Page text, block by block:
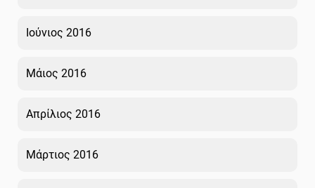
Ιούνιος 2016
Μάιος 2016
Απρίλιος 2016
Μάρτιος 2016